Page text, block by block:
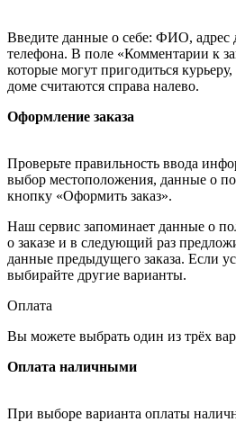
Введите данные о себе: ФИО, адрес
телефона. В поле «Комментарии к
которые могут пригодиться
доме считаются справа налево.
Оформление заказа
Проверьте правильность ввода
выбор местоположения, данные о
кнопку «Оформить заказ».
Наш сервис запоминает данные о
о заказе и в следующий раз
данные предыдущего заказа. Если
выбирайте другие варианты.
Оплата
Вы можете выбрать один из трёх
Оплата наличными
При выборе варианта оплаты